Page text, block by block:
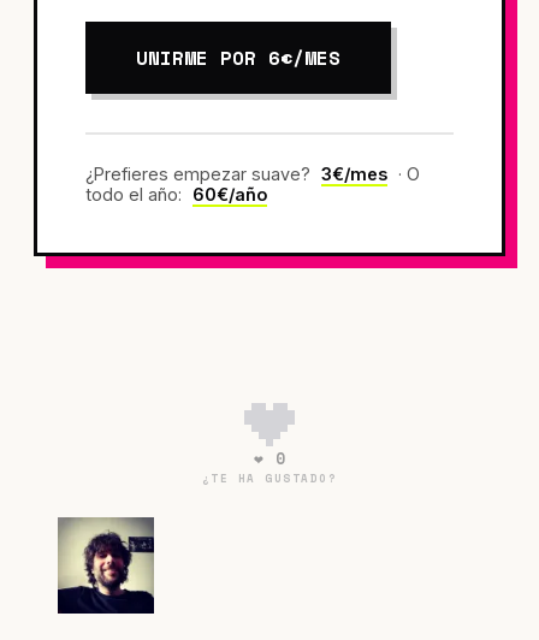
UNIRME POR 6€/MES
¿Prefieres empezar suave? 3€/mes · O
todo el año:
60€/año
❤ 0
¿TE HA GUSTADO?